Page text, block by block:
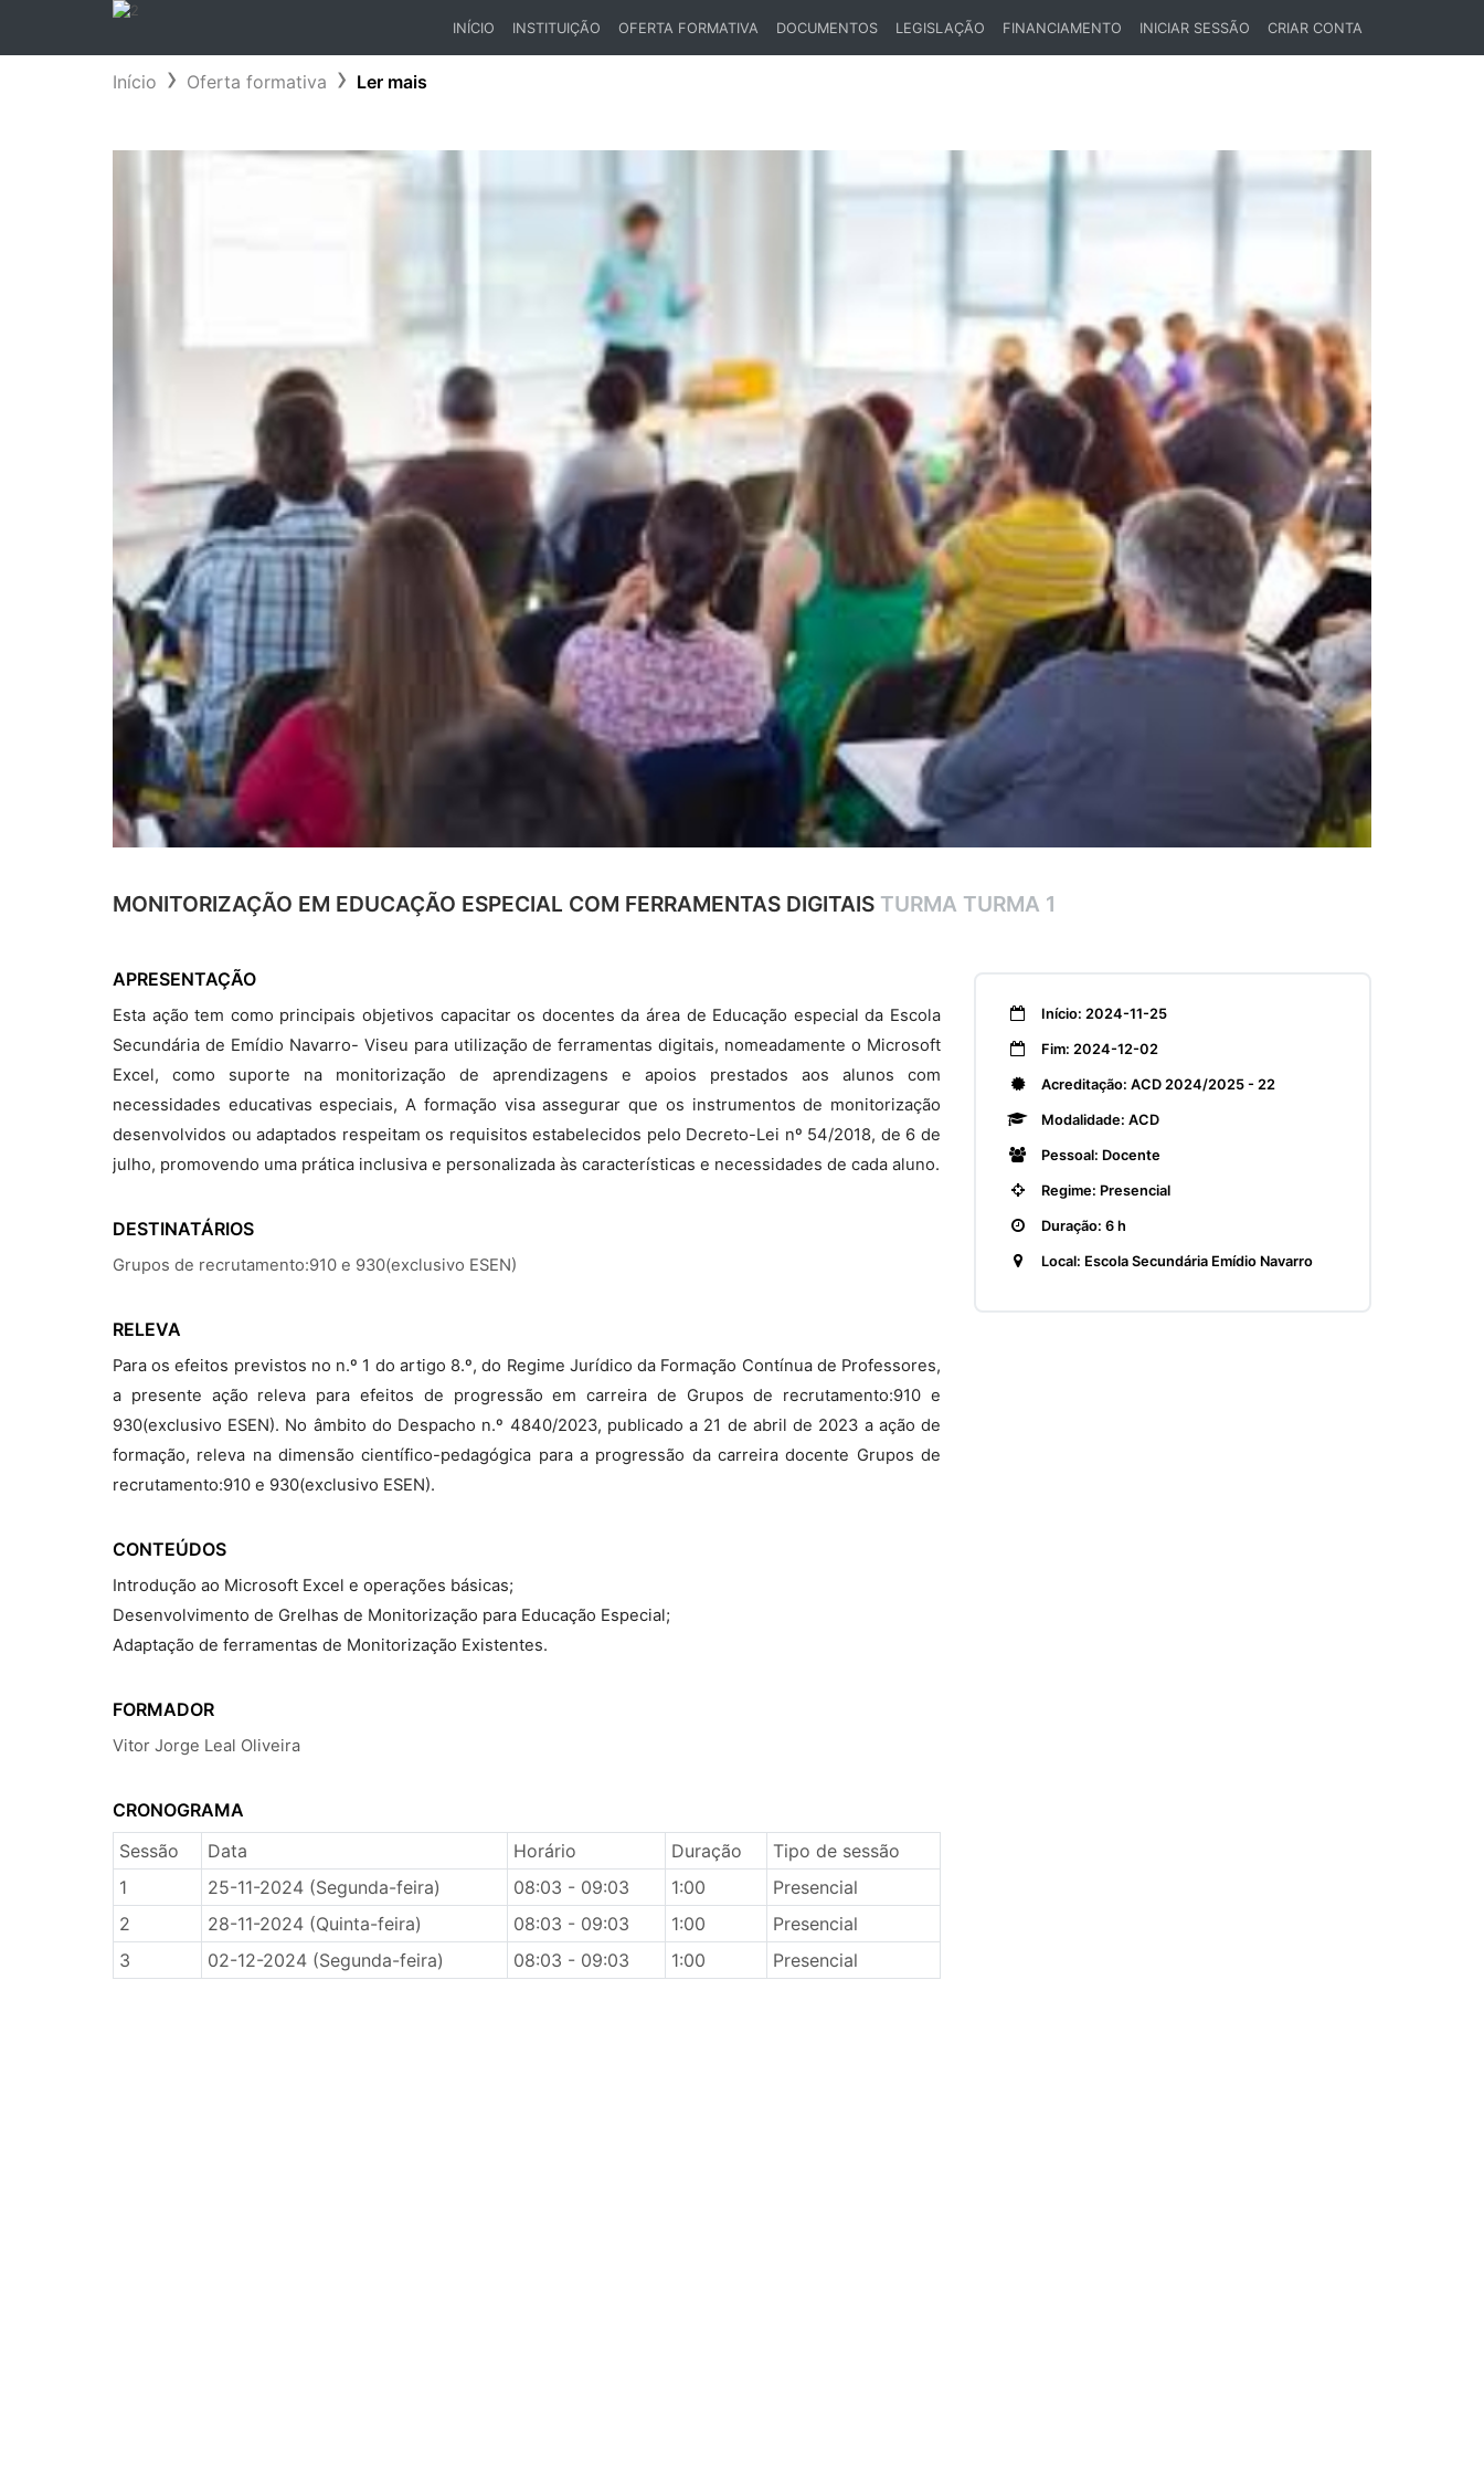
INÍCIO
INSTITUIÇÃO OFERTA FORMATIVA DOCUMENTOS LEGISLAÇÃO FINANCIAMENTO INICIAR SESSÃO CRIAR CONTA
Início Oferta formativa Ler mais
MONITORIZAÇÃO EM EDUCAÇÃO ESPECIAL COM FERRAMENTAS DIGITAIS TURMA TURMA 1
APRESENTAÇÃO
Esta ação tem como principais objetivos capacitar os docentes da área de Educação especial da Escola
Secundária de Emídio Navarro- Viseu para utilização de ferramentas digitais, nomeadamente o Microsoft
Excel, como suporte na monitorização de aprendizagens e apoios prestados aos alunos com
necessidades educativas especiais, A formação visa assegurar que os instrumentos de monitorização
desenvolvidos ou adaptados respeitam os requisitos estabelecidos pelo Decreto-Lei nº 54/2018, de 6 de
julho, promovendo uma prática inclusiva e personalizada às características e necessidades de cada aluno.
DESTINATÁRIOS
Grupos de recrutamento:910 e 930(exclusivo ESEN)
RELEVA
Para os efeitos previstos no n.º 1 do artigo 8.º, do Regime Jurídico da Formação Contínua de Professores,
a presente ação releva para efeitos de progressão em carreira de Grupos de recrutamento:910 e
930(exclusivo ESEN). No âmbito do Despacho n.º 4840/2023, publicado a 21 de abril de 2023 a ação de
formação, releva na dimensão científico-pedagógica para a progressão da carreira docente Grupos de
recrutamento:910 e 930(exclusivo ESEN).
CONTEÚDOS
Introdução ao Microsoft Excel e operações básicas;
Desenvolvimento de Grelhas de Monitorização para Educação Especial;
Adaptação de ferramentas de Monitorização Existentes.
FORMADOR
Vitor Jorge Leal Oliveira
CRONOGRAMA
Sessão
Data Horário Duração
Tipo de sessão
1
25-11-2024 (Segunda-feira) 08:03 - 09:03 1:00
Presencial
2
28-11-2024 (Quinta-feira) 08:03 - 09:03 1:00
Presencial
3
02-12-2024 (Segunda-feira) 08:03 - 09:03 1:00 Presencial
Início: 2024-11-25
Fim: 2024-12-02
Acreditação: ACD 2024/2025 - 22
Modalidade: ACD
Pessoal: Docente
Regime: Presencial
Duração: 6 h
Local: Escola Secundária Emídio Navarro